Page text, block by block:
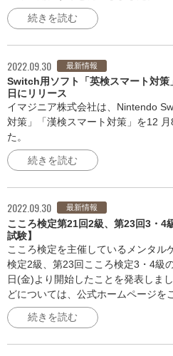
続きを読む
2022.09.30 最新情報
Switch用ソフト「英検スマート対
日にリリース
イマジニア株式会社は、Nintendo
対策」「漢検スマート対策」を12
た。
続きを読む
2022.09.30 最新情報
こころ検定第21回2級、第23回3・4
試験】
こころ検定を主催しているメンタル
検定2級、第23回こころ検定3・4級
日(金)より開始したことを発表しま
どについては、公式ホームページを
続きを読む